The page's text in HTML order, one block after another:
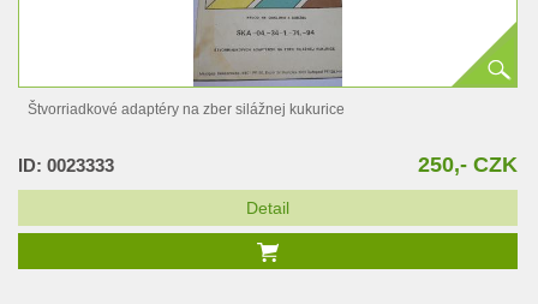
Štvorriadkové adaptéry na zber silážnej kukurice
ID: 0023333 250,- CZK
Detail